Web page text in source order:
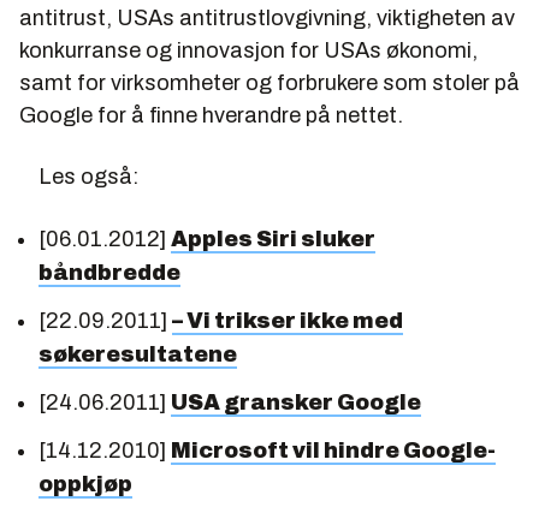
antitrust, USAs antitrustlovgivning, viktigheten av
konkurranse og innovasjon for USAs økonomi,
samt for virksomheter og forbrukere som stoler på
Google for å finne hverandre på nettet.
Les også:
[06.01.2012] Apples Siri sluker
båndbredde
[22.09.2011] – Vi trikser ikke med
søkeresultatene
[24.06.2011] USA gransker Google
[14.12.2010] Microsoft vil hindre Google-
oppkjøp